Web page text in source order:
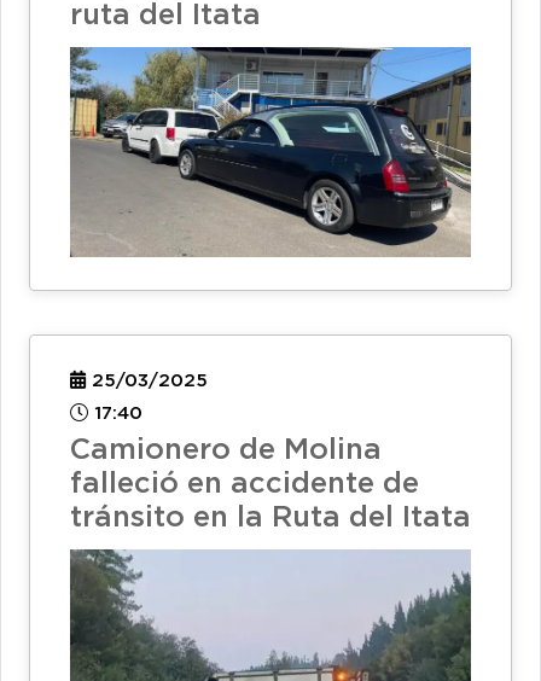
ruta del Itata
25/03/2025
17:40
Camionero de Molina
falleció en accidente de
tránsito en la Ruta del Itata